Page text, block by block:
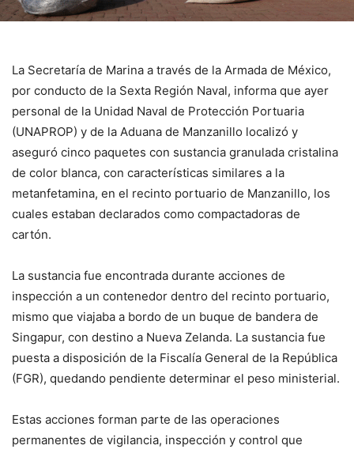
La Secretaría de Marina a través de la Armada de México,
por conducto de la Sexta Región Naval, informa que ayer
personal de la Unidad Naval de Protección Portuaria
(UNAPROP) y de la Aduana de Manzanillo localizó y
aseguró cinco paquetes con sustancia granulada cristalina
de color blanca, con características similares a la
metanfetamina, en el recinto portuario de Manzanillo, los
cuales estaban declarados como compactadoras de
cartón.
La sustancia fue encontrada durante acciones de
inspección a un contenedor dentro del recinto portuario,
mismo que viajaba a bordo de un buque de bandera de
Singapur, con destino a Nueva Zelanda. La sustancia fue
puesta a disposición de la Fiscalía General de la República
(FGR), quedando pendiente determinar el peso ministerial.
Estas acciones forman parte de las operaciones
permanentes de vigilancia, inspección y control que